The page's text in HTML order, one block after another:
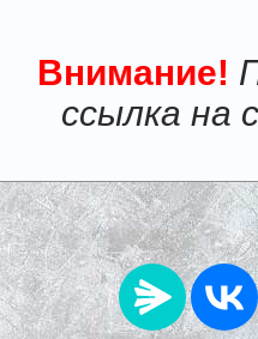
Внимание!
ссылка на